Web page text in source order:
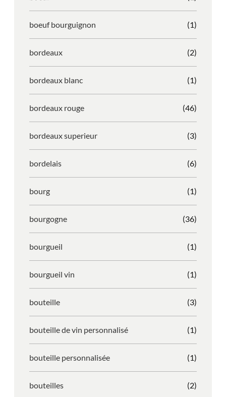
boeuf bourguignon (1)
bordeaux (2)
bordeaux blanc (1)
bordeaux rouge (46)
bordeaux superieur (3)
bordelais (6)
bourg (1)
bourgogne (36)
bourgueil (1)
bourgueil vin (1)
bouteille (3)
bouteille de vin personnalisé (1)
bouteille personnalisée (1)
bouteilles (2)